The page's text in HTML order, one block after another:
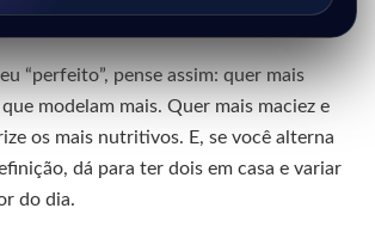
“perfeito”, pense assim: quer mais
modelam mais. Quer mais maciez e
os mais nutritivos. E, se você alterna
dá para ter dois em casa e variar
do dia.